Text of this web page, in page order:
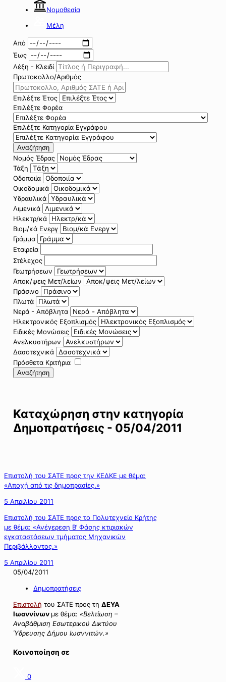
Νομοθεσία
Μέλη
Από
Έως
Λέξη - Κλειδί
Πρωτοκολλο/Αριθμός
Επιλέξτε Έτος
Επιλέξτε Φορέα
Επιλέξτε Κατηγορία Εγγράφου
Αναζήτηση
Νομός Έδρας
Τάξη
Οδοποιία
Οικοδομικά
Υδραυλικά
Λιμενικά
Ηλεκτρ/κά
Βιομ/κά Ενεργ
Γράμμα
Εταιρεία
Στέλεχος
Γεωτρήσεων
Αποκ/ψεις Μετ/λείων
Πράσινο
Πλωτά
Νερά - Απόβλητα
Ηλεκτρονικός Εξοπλισμός
Ειδικές Μονώσεις
Ανελκυστήρων
Δασοτεχνικά
Πρόσθετα Κριτήρια
Αναζήτηση
Καταχώρηση στην κατηγορία
Δημοπρατήσεις - 05/04/2011
Επιστολή του ΣΑΤΕ προς την ΚΕΔΚΕ με θέμα:
«Αποχή από τις δημοπρασίες.»
5 Απριλίου 2011
Επιστολή του ΣΑΤΕ προς το Πολυτεχνείο Κρήτης
με θέμα: «Ανέγερεση Β’ Φάσης κτιριακών
εγκαταστάσεων τμήματος Μηχανικών
Περιβάλλοντος.»
5 Απριλίου 2011
05/04/2011
Δημοπρατήσεις
Επιστολή του ΣΑΤΕ προς τη ΔΕΥΑ
Ιωαννίνων με θέμα: «Βελτίωση –
Αναβάθμιση Εσωτερικού Δικτύου
Ύδρευσης Δήμου Ιωαννιτών.»
Κοινοποίηση σε
0